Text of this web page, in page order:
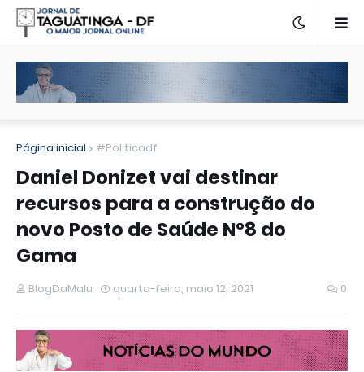
Página inicial #Politicadf
Daniel Donizet vai destinar
recursos para a construção do
novo Posto de Saúde N°8 do
Gama
BlogDaMalu quarta-feira, maio 12, 2021 0